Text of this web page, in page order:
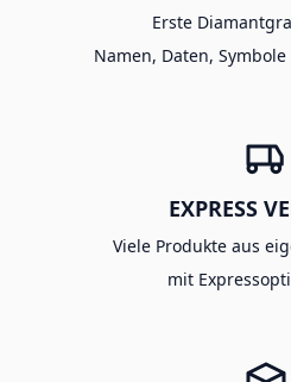
Erste
Namen, Daten,
EXPRESS
Viele Produkte aus
mit